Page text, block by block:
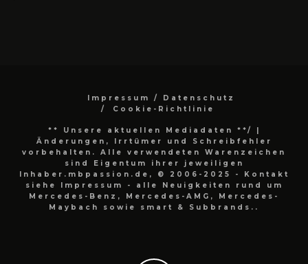
Impressum / Datenschutz
Cookie-Richtlinie
** Unsere aktuellen Mediadaten **/
|
Änderungen, Irrtümer und Schreibfehler
vorbehalten. Alle verwendeten Warenzeichen
sind Eigentum ihrer jeweiligen
Inhaber.mbpassion.de, © 2006-2025 - Kontakt
siehe Impressum - alle Neuigkeiten rund um
Mercedes-Benz, Mercedes-AMG, Mercedes-
Maybach sowie smart & Subbrands..